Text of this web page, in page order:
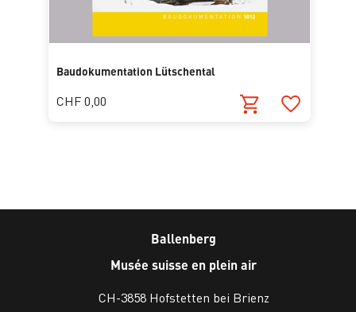
Baudokumentation Lütschental
CHF 0,00
Ballenberg
Musée suisse en plein air
CH-3858 Hofstetten bei Brienz